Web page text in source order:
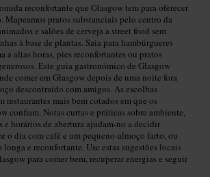
reconfortante que Glasgow tem para oferecer
Mapeamos pratos substanciais pelo centro da
e salões de cerveja a street food sem
à base de plantas. Saia para hambúrgueres
a altas horas, pies reconfortantes ou pratos
Este guia gastronómico de Glasgow
comer em Glasgow depois de uma noite fora
descontraído com amigos. As escolhas
restaurantes mais bem cotados em que os
confiam. Notas curtas e práticas sobre ambiente,
e horários de abertura ajudam-no a decidir
o dia com café e um pequeno‑almoço farto, ou
e reconfortante. Use estas sugestões locais
para comer bem, recuperar energias e seguir